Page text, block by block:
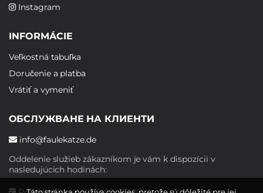
Instagram
INFORMÁCIE
Veľkostná tabuľka
Doručenie a platba
Vrátiť a vymeniť
ОБСЛУЖВАНЕ НА КЛИЕНТИ
info@faulekatze.de
Oddelenie služieb zákazníkom je vám k dispozícii v
nasledujúcich hodinách: